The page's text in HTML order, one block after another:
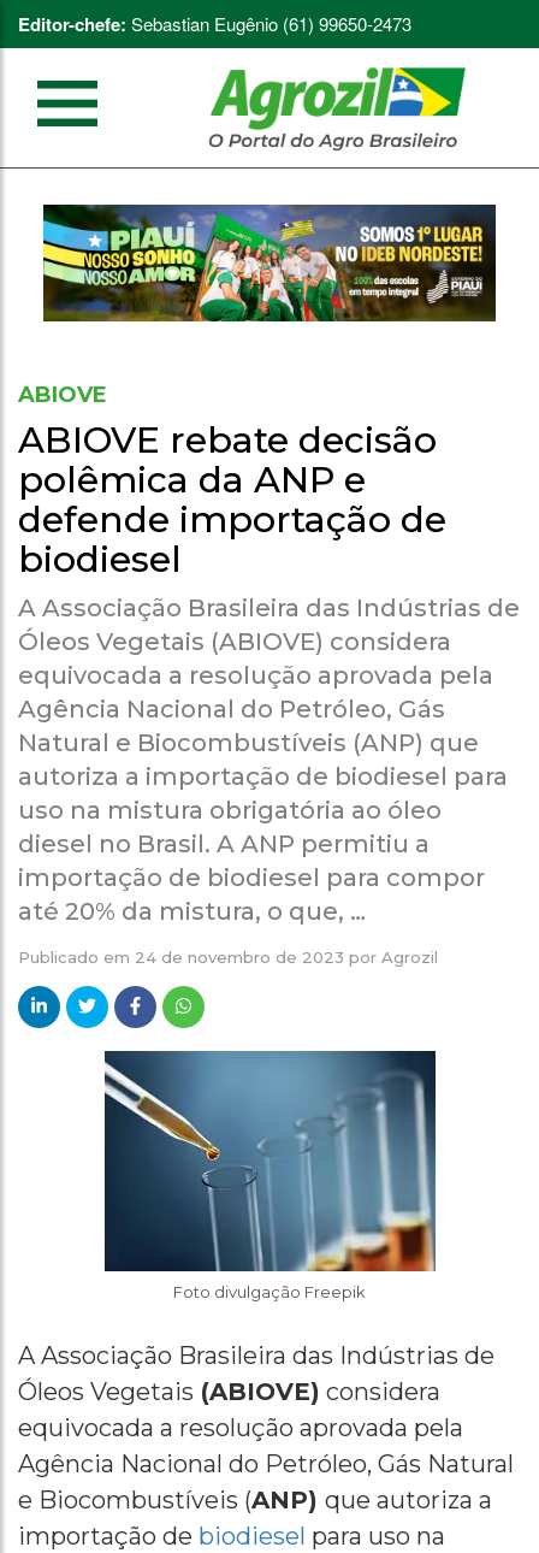
Editor-chefe: Sebastian Eugênio (61) 99650-2473
ABIOVE
ABIOVE rebate decisão
polêmica da ANP e
defende importação de
biodiesel
A Associação Brasileira das Indústrias de
Óleos Vegetais (ABIOVE) considera
equivocada a resolução aprovada pela
Agência Nacional do Petróleo, Gás
Natural e Biocombustíveis (ANP) que
autoriza a importação de biodiesel para
uso na mistura obrigatória ao óleo
diesel no Brasil. A ANP permitiu a
importação de biodiesel para compor
até 20% da mistura, o que, …
Publicado em 24 de novembro de 2023 por Agrozil
Foto divulgação Freepik
A Associação Brasileira das Indústrias de
Óleos Vegetais (ABIOVE) considera
equivocada a resolução aprovada pela
Agência Nacional do Petróleo, Gás Natural
e Biocombustíveis (ANP) que autoriza a
importação de biodiesel para uso na